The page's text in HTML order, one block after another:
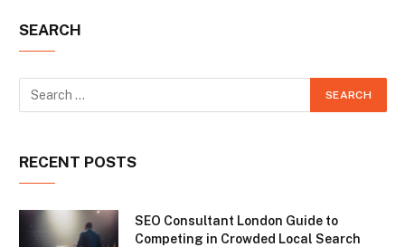
SEARCH
RECENT POSTS
SEO Consultant London Guide to
Competing in Crowded Local Search